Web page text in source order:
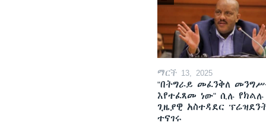
ማርች 13, 2025
"በትግራይ መፈንቅለ
እየተፈጸመ ነው" ሲሉ የክልሉ
ጊዜያዊ አስተዳደር
ተናገሩ